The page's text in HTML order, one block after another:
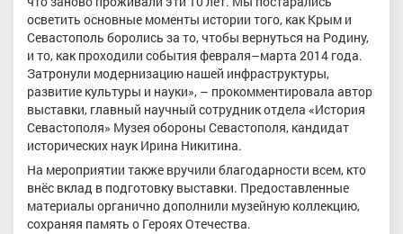
осветить основные моменты истории того, как Крым и
Севастополь боролись за то, чтобы вернуться на Родину,
и то, как проходили события февраля–марта 2014 года.
Затронули модернизацию нашей инфраструктуры,
развитие культуры и науки», – прокомментировала автор
выставки, главный научный сотрудник отдела «История
Севастополя» Музея обороны Севастополя, кандидат
исторических наук Ирина Никитина.
На мероприятии также вручили благодарности всем, кто
внёс вклад в подготовку выставки. Предоставленные
материалы органично дополнили музейную коллекцию,
сохраняя память о Героях Отечества.